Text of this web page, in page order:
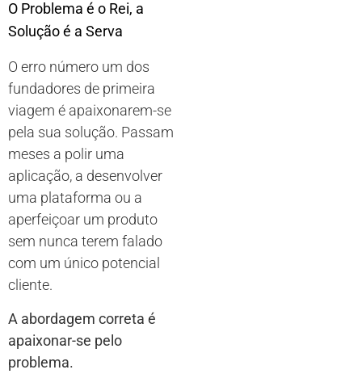
O Problema é o Rei, a
Solução é a Serva
O erro número um dos
fundadores de primeira
viagem é apaixonarem-se
pela sua solução. Passam
meses a polir uma
aplicação, a desenvolver
uma plataforma ou a
aperfeiçoar um produto
sem nunca terem falado
com um único potencial
cliente.
A abordagem correta é
apaixonar-se pelo
problema.